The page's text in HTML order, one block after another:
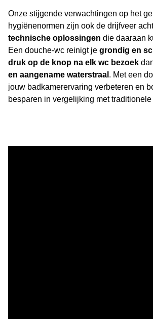
Onze stijgende verwachtingen op het
hygiënenormen zijn ook de drijfveer
technische oplossingen die daaraan
Een douche-wc reinigt je grondig en
druk op de knop na elk wc bezoek
en aangename waterstraal . Met een
jouw badkamerervaring verbeteren en
besparen in vergelijking met traditionele